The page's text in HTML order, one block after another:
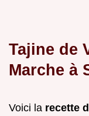
Tajine de
Marche à
Voici la recette